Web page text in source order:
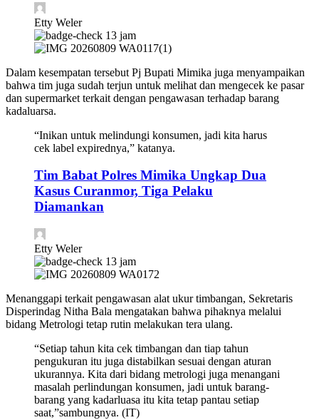
Etty Weler
13 jam
Dalam kesempatan tersebut Pj Bupati Mimika juga menyampaikan
bahwa tim juga sudah terjun untuk melihat dan mengecek ke pasar
dan supermarket terkait dengan pengawasan terhadap barang
kadaluarsa.
“Inikan untuk melindungi konsumen, jadi kita harus
cek label expirednya,” katanya.
Tim Babat Polres Mimika Ungkap Dua
Kasus Curanmor, Tiga Pelaku
Diamankan
Etty Weler
13 jam
Menanggapi terkait pengawasan alat ukur timbangan, Sekretaris
Disperindag Nitha Bala mengatakan bahwa pihaknya melalui
bidang Metrologi tetap rutin melakukan tera ulang.
“Setiap tahun kita cek timbangan dan tiap tahun
pengukuran itu juga distabilkan sesuai dengan aturan
ukurannya. Kita dari bidang metrologi juga menangani
masalah perlindungan konsumen, jadi untuk barang-
barang yang kadarluasa itu kita tetap pantau setiap
saat,”sambungnya. (IT)